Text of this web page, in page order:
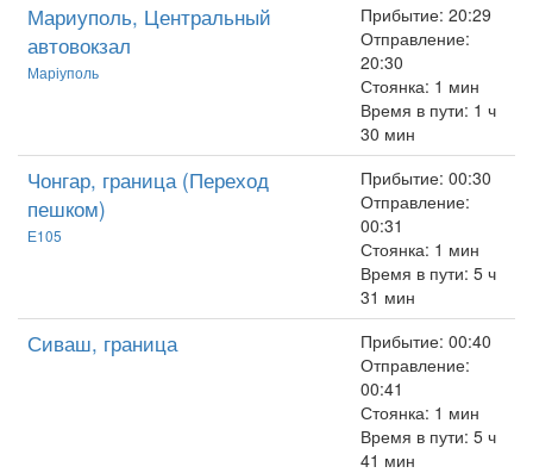
Мариуполь, Центральный
автовокзал
Маріуполь
Прибытие: 20:29
Отправление:
20:30
Стоянка: 1 мин
Время в пути: 1 ч
30 мин
Чонгар, граница (Переход
пешком)
Е105
Прибытие: 00:30
Отправление:
00:31
Стоянка: 1 мин
Время в пути: 5 ч
31 мин
Сиваш, граница
Прибытие: 00:40
Отправление:
00:41
Стоянка: 1 мин
Время в пути: 5 ч
41 мин